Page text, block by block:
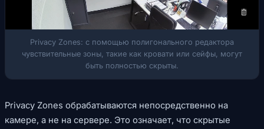
Privacy Zones: с помощью полигонального редактора
чувствительные зоны, такие как кровати или сейфы, могут
быть полностью скрыты.
Privacy Zones обрабатываются непосредственно на
камере, а не на сервере. Это означает, что скрытые